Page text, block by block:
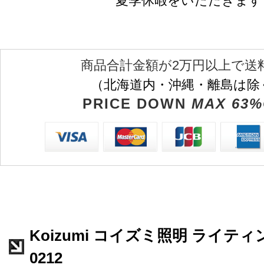
商品合計金額が2万円以上で送
（北海道内・沖縄・離島は
PRICE DOWN MAX
Koizumi コイズミ照明 ライティ
0212